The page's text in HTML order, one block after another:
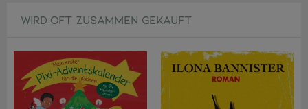
WIRD OFT ZUSAMMEN GEKAUFT